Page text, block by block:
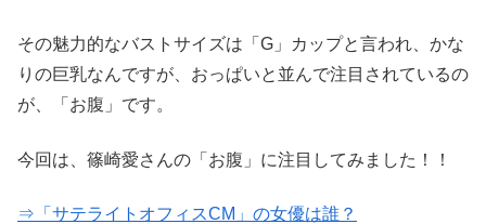
その魅力的なバストサイズは「G」カップと言われ、かな
りの巨乳なんですが、おっぱいと並んで注目されているの
が、「お腹」です。
今回は、篠崎愛さんの「お腹」に注目してみました！！
⇒「サテライトオフィスCM」の女優は誰？